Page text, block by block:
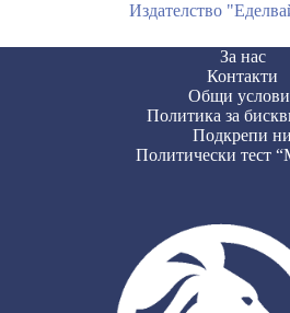
Издателство
За нас
Контакти
Общи
Политика за
Подкрепи ни
Политически тест